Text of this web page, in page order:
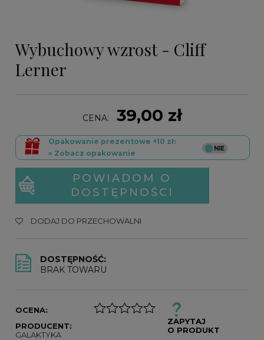
Wybuchowy wzrost - Cliff
Lerner
CENA: 39,00 zł
Opakowanie prezentowe +10 zł:
» Zobacz opakowanie
POWIADOM O
DOSTĘPNOŚCI
DODAJ DO PRZECHOWALNI
DOSTĘPNOŚĆ:
BRAK TOWARU
OCENA:
PRODUCENT:
GALAKTYKA
ZAPYTAJ
O PRODUKT